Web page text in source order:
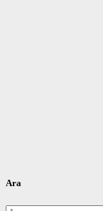
Ara